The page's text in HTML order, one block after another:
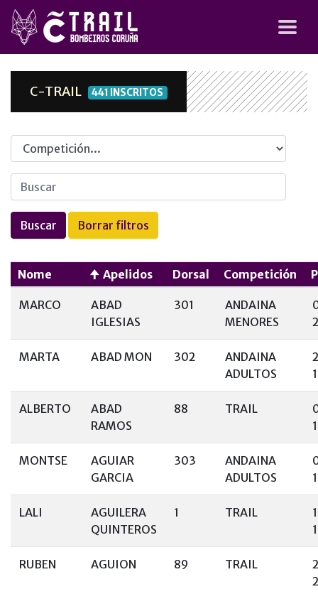
C-TRAIL 441 INSCRITOS
Competicion
Nome Apelidos Dorsal Competición
MARCO
ABAD
IGLESIAS
301
ANDAINA
MENORES
MARTA ABAD MON 302
ANDAINA
ADULTOS
ALBERTO
ABAD
RAMOS
88 TRAIL
MONTSE
AGUIAR
GARCIA
303
ANDAINA
ADULTOS
LALI
AGUILERA
QUINTEROS
1 TRAIL
RUBEN AGUION 89 TRAIL